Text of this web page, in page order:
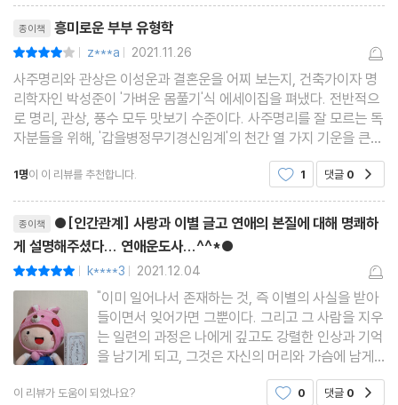
궁합이란 서로 이해하고 용서하기 위한 것
사주팔자 속에 남편과 아내의 모습이 있다
사람 하나가 인생을 영 딴판으로 바꾼다
성향이 살짝 다른 짝이 최고의 궁합
유정(有情)하지 못한 부부의 궁합
겉궁합=띠궁합, 이제 재미로만 보자
서로 집착하는, 질긴 엿 같은 궁합
공감과 위로의 대화를 나누는 사주팔자
인생을 살맛 나게 해주는 반려자 선택법
제4장 연애, 마음으로 운으로 가득 채우다!
여자의 독립심을 그리는 손금 지도
서 ‘연애운도사
종이책 흥미로운 부부 유형학
| z***a | 2021.11.26
사주명리와 관상은 이성운과 결혼운을 어찌 보는지, 건축가이자 명
리학자인 박성준이 '가벼운 몸풀기'식 에세이집을 펴냈다. 전반적으
로 명리, 관상, 풍수 모두 맛보기 수준이다. 사주명리를 잘 모르는 독
자분들을 위해, '갑을병정무기경신임계'의 천간 열 가지 기운을 큰나
무, 작은나무, 큰불, 작은불, 넓은땅, 촉촉한땅, 단단한바위, 날카로
운금속, 큰물, 옹달샘으로 풀고, 그 대표적
1명이 이 리뷰를 추천합니다. 1 댓글 0
종이책
●[인간관계] 사랑과 이별 글고 연애의 본질에 대해 명쾌하
게 설명해주셨다... 연애운도사...^^*●
| k****3 | 2021.12.04
"이미 일어나서 존재하는 것, 즉 이별의 사실을 받아
들이면서 잊어가면 그뿐이다. 그리고 그 사람을 지우
는 일련의 과정은 나에게 깊고도 강렬한 인상과 기억
을 남기게 되고, 그것은 자신의 머리와 가슴에 남게
된다. 영원히 사라지지않는 것이다. (22쪽)"나는 박
성준님께서 저술하시고 ＜소미미디어＞에서 출간하
이 리뷰가 도움이 되었나요? 0 댓글 0